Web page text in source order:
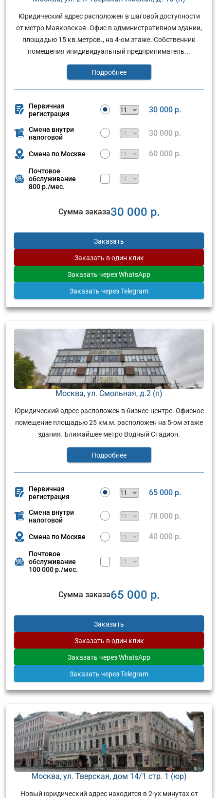
Юридический адрес расположен в шаговой доступности
от метро Маяковская. Офис в административном здании,
площадью 15 кв.метров., на 4-ом этаже. Собственник
помещения инидивидуальный предприниматель...
Подробнее
Первичная
регистрация
30 000 р.
Смена внутри
налоговой
30 000 р.
Смена по Москве 60 000 р.
Почтовое
обслуживание
800 р./мес.
Сумма заказа30 000 р.
Заказать
Заказать в один клик
Заказать через WhatsApp
Заказать через Telegram
Москва, ул. Смольная, д.2 (п)
Юридический адрес расположен в бизнес-центре. Офисное
помещение площадью 25 км.м. расположен на 5-ом этаже
здания. Ближайшее метро Водный Стадион.
Подробнее
Первичная
регистрация
65 000 р.
Смена внутри
налоговой
78 000 р.
Смена по Москве 40 000 р.
Почтовое
обслуживание
100 000 р./мес.
Сумма заказа65 000 р.
Заказать
Заказать в один клик
Заказать через WhatsApp
Заказать через Telegram
Москва, ул. Тверская, дом 14/1 стр. 1 (юр)
Новый юридический адрес находится в 2-ух минутах от